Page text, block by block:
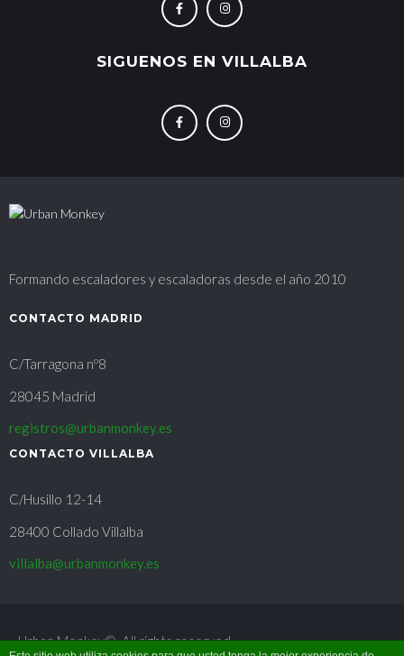
SIGUENOS EN VILLALBA
Formando escaladores y escaladoras desde el año 2010
CONTACTO MADRID
C/Tarragona nº8
28045 Madrid
registros@urbanmonkey.es
CONTACTO VILLALBA
C/Husillo 12-14
28400 Collado Villalba
villalba@urbanmonkey.es
Urban Monkey©. All rights reserved.